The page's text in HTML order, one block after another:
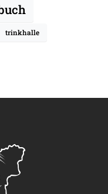
trinkhalle